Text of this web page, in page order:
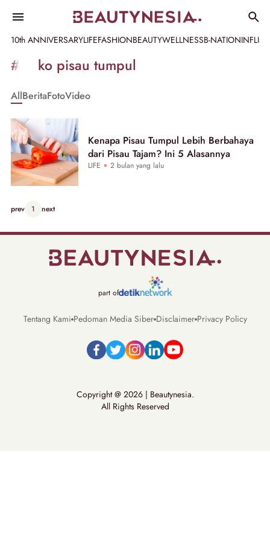
10th ANNIVERSARYLIFEFASHIONBEAUTYWELLNESSB-NATION
Informasi
[GET_DATA_TITLE]
Beautynesia
#risiko pisau tumpul
AllBeritaFotoVideo
Kenapa Pisau Tumpul Lebih Berbahaya
dari Pisau Tajam? Ini 5 Alasannya
LIFE 2 bulan yang lalu
prev 1 next
part of
Tentang Kami Pedoman Media Siber Disclaimer Privacy Policy
Copyright @ 2026 | Beautynesia.
All Rights Reserved